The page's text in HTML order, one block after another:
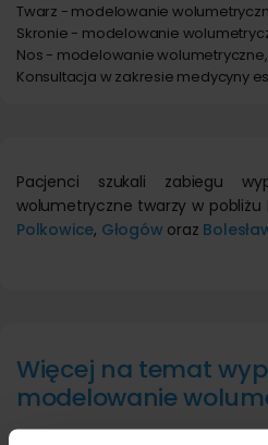
Twarz - modelowanie
Skronie - modelowanie
Nos - modelowanie wolumetryczne,
Konsultacja w zakresie medycyny
Pacjenci szukali zabiegu
wolumetryczne twarzy w pobliżu
Polkowice, Głogów oraz
Więcej na temat
modelowanie